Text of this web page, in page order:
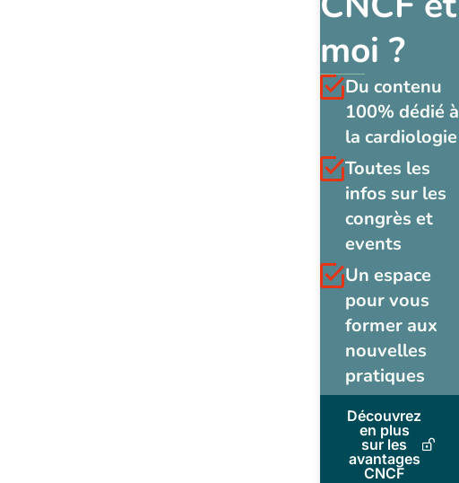
moi ?
Du contenu
100% dédié à
la cardiologie
Toutes les
infos sur les
congrès et
events
Un espace
pour vous
former aux
nouvelles
pratiques
Découvrez
en plus
sur les
avantages
CNCF